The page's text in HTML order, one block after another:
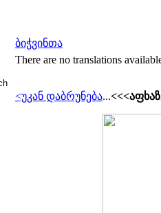
ბიჭვინთა
There are no translations
<უკან დაბრუნება...